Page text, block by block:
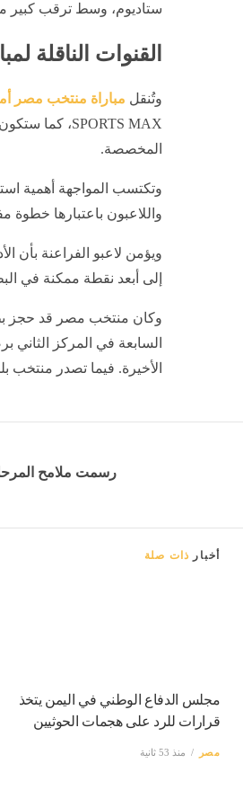
ستاديوم، وسط ترقب
القنوات الناقلة
وتُنقل مباراة منتخب مصر
المخصصة.
وتكتسب المواجهة أهمية
واللاعبون باعتبارها خطوة
ويؤمن لاعبو الفراعنة بأن
إلى أبعد نقطة ممكنة في
وكان منتخب مصر قد حجز
السابعة في المركز
الأخيرة. فيما تصدر منتخب
رسمت ملامح المرحلة
أخبار ذات صلة
مجلس الدفاع الوطني في اليمن يتخذ
قرارات للرد على هجمات الحوثيين
مصر منذ 53 ثانية